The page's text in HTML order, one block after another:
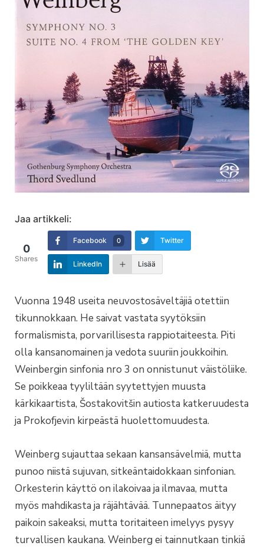
Jaa artikkeli:
0
Shares
Facebook 0 Twitter
LinkedIn Lisää
Vuonna 1948 useita neuvostosäveltäjiä otettiin
tikunnokkaan. He saivat vastata syytöksiin
formalismista, porvarillisesta rappiotaiteesta. Piti
olla kansanomainen ja vedota suuriin joukkoihin.
Weinbergin sinfonia nro 3 on onnistunut väistöliike.
Se poikkeaa tyyliltään syytettyjen muusta
kärkikaartista, Šostakovitšin autiosta katkeruudesta
ja Prokofjevin kirpeästä huolettomuudesta.
Weinberg sujauttaa sekaan kansansävelmiä, mutta
punoo niistä sujuvan, sitkeäntaidokkaan sinfonian.
Orkesterin käyttö on ilakoivaa ja ilmavaa, mutta
myös mahdikasta ja räjähtävää. Tunnepaatos äityy
paikoin sakeaksi, mutta toritaiteen imelyys pysyy
turvallisen kaukana. Weinberg ei tainnutkaan tinkiä